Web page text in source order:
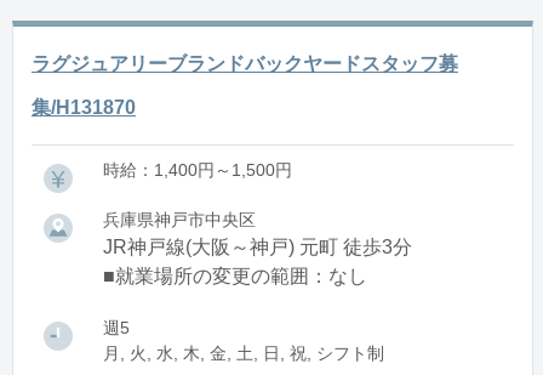
ラグジュアリーブランドバックヤードスタッフ募
集/H131870
時給：1,400円～1,500円
兵庫県神戸市中央区
JR神戸線(大阪～神戸) 元町 徒歩3分
■就業場所の変更の範囲：なし
週5
月, 火, 水, 木, 金, 土, 日, 祝, シフト制